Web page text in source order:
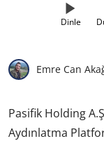
Dinle
Emre Can
Pasifik Holding
Aydınlatma